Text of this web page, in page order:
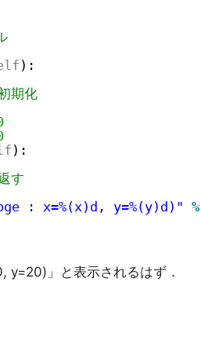
):
期化
):
す
: x=%(x)d, y=%(y)d)" %
y=20)」と表示されるはず．